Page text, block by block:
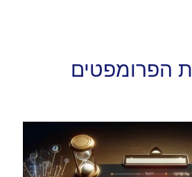
הפרומפטים